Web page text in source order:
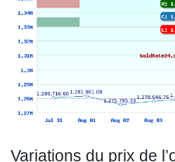
Variations du prix de